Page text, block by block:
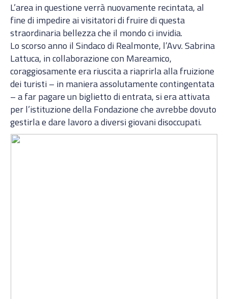
L’area in questione verrà nuovamente recintata, al
fine di impedire ai visitatori di fruire di questa
straordinaria bellezza che il mondo ci invidia.
Lo scorso anno il Sindaco di Realmonte, l’Avv. Sabrina
Lattuca, in collaborazione con Mareamico,
coraggiosamente era riuscita a riaprirla alla fruizione
dei turisti – in maniera assolutamente contingentata
– a far pagare un biglietto di entrata, si era attivata
per l’istituzione della Fondazione che avrebbe dovuto
gestirla e dare lavoro a diversi giovani disoccupati.